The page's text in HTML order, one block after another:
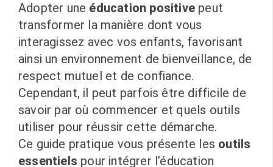
Adopter une éducation positive peut
transformer la manière dont vous
interagissez avec vos enfants, favorisant
ainsi un environnement de bienveillance, de
respect mutuel et de confiance.
Cependant, il peut parfois être difficile de
savoir par où commencer et quels outils
utiliser pour réussir cette démarche.
Ce guide pratique vous présente les outils
essentiels pour intégrer l’éducation